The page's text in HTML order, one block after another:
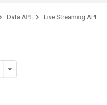
Data API
Live Streaming API